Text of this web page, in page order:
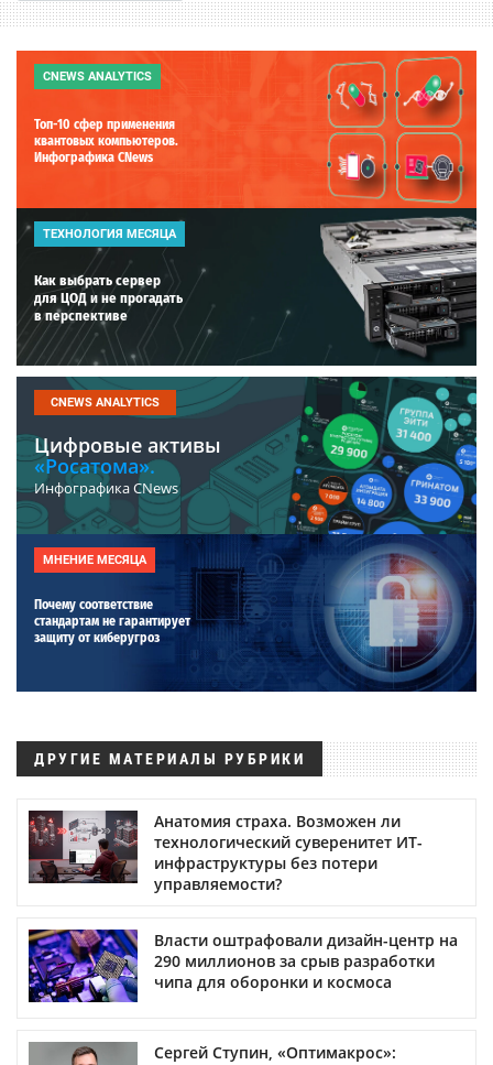
CNEWS ANALYTICS
Топ-10 сфер применения
квантовых компьютеров.
Инфографика CNews
ТЕХНОЛОГИЯ МЕСЯЦА
Как выбрать сервер
для ЦОД и не прогадать
в перспективе
CNEWS ANALYTICS
Цифровые активы
«Росатома».
Инфографика CNews
МНЕНИЕ МЕСЯЦА
Почему соответствие
стандартам не гарантирует
защиту от киберугроз
ДРУГИЕ МАТЕРИАЛЫ РУБРИКИ
Анатомия страха. Возможен ли
технологический суверенитет ИТ-
инфраструктуры без потери
управляемости?
Власти оштрафовали дизайн-центр на
290 миллионов за срыв разработки
чипа для оборонки и космоса
Сергей Ступин, «Оптимакрос»: